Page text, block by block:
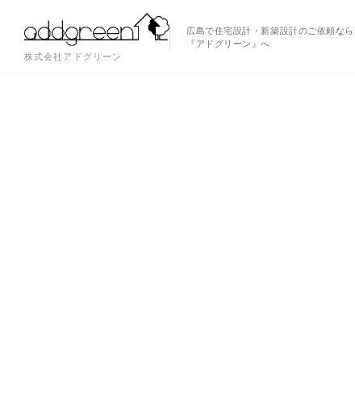
株式会社アドグリーン
広島で住宅設計・新築設計のご依頼なら
『アドグリーン』へ